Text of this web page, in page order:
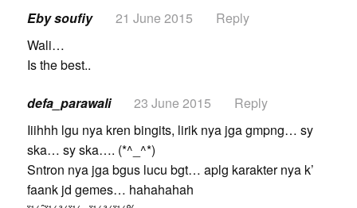
Eby soufiy
21 June 2015
Reply
Wali…
Is the best..
defa_parawali 23 June 2015
Reply
Iiihhh lgu nya kren bingits, lirik nya jga gmpng… sy
ska… sy ska…. (*^_^*)
Sntron nya jga bgus lucu bgt… aplg karakter nya k’
faank jd gemes… hahahahah